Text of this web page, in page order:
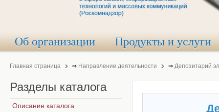
Об организации Продукты и услуги
Главная страница ⇒ Направление деятельности ⇒ Депозитарий
Разделы каталога
Описание каталога